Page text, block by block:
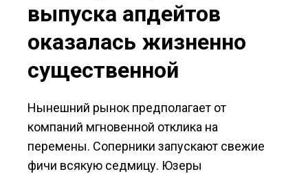
выпуска апдейтов
оказалась жизненно
существенной
Нынешний рынок предполагает от
компаний мгновенной отклика на
перемены. Соперники запускают свежие
фичи всякую седмицу. Юзеры